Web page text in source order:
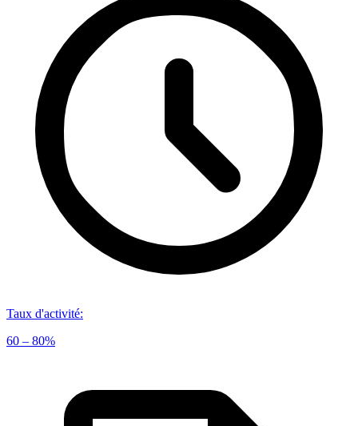
Taux d'activité:
60 – 80%